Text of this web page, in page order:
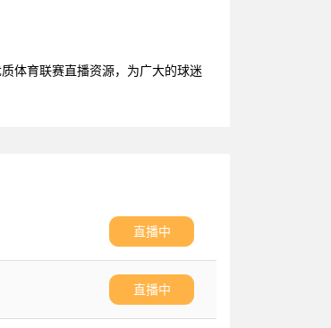
体育联赛直播资源，为广大的球迷
直播中
直播中